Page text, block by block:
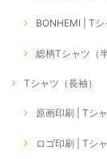
BONHEMI | Tシ
総柄Tシャツ（半
Tシャツ（長袖）
原画印刷 | Tシ
ロゴ印刷 | Tシ